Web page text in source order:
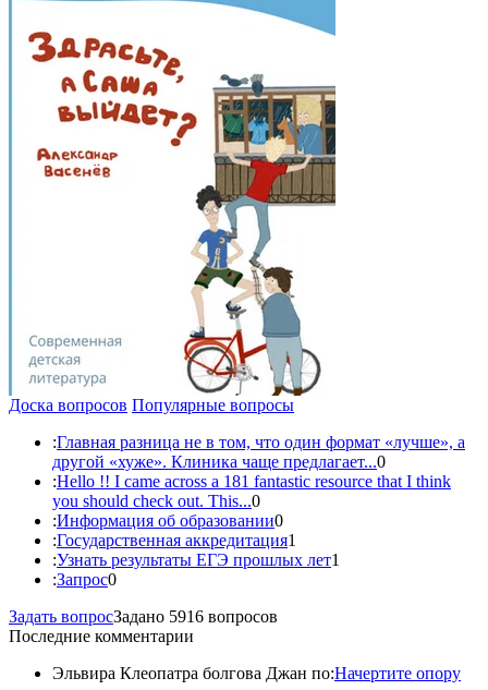
Доска вопросов Популярные вопросы
:Главная разница не в том, что один формат «лучше», а
другой «хуже». Клиника чаще предлагает...0
:Hello !! I came across a 181 fantastic resource that I think
you should check out. This...0
:Информация об образовании0
:Государственная аккредитация1
:Узнать результаты ЕГЭ прошлых лет1
:Запрос0
Задать вопросЗадано 5916 вопросов
Последние комментарии
Эльвира Клеопатра болгова Джан по:Начертите опору